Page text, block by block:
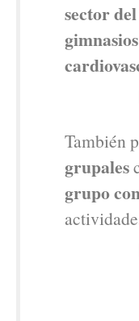
sector
También
grupales
grupo